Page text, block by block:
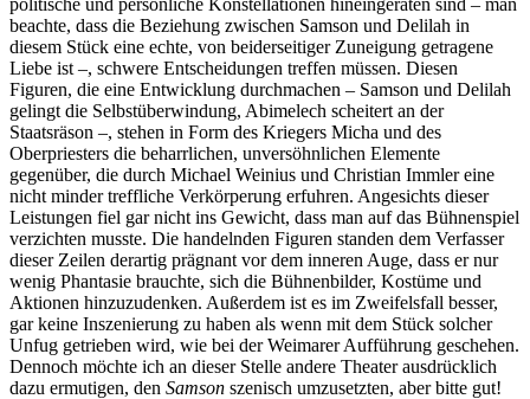
beachte, dass die Beziehung zwischen Samson und Delilah in
diesem Stück eine echte, von beiderseitiger Zuneigung getragene
Liebe ist –, schwere Entscheidungen treffen müssen. Diesen
Figuren, die eine Entwicklung durchmachen – Samson und Delilah
gelingt die Selbstüberwindung, Abimelech scheitert an der
Staatsräson –, stehen in Form des Kriegers Micha und des
Oberpriesters die beharrlichen, unversöhnlichen Elemente
gegenüber, die durch Michael Weinius und Christian Immler eine
nicht minder treffliche Verkörperung erfuhren. Angesichts dieser
Leistungen fiel gar nicht ins Gewicht, dass man auf das Bühnenspiel
verzichten musste. Die handelnden Figuren standen dem Verfasser
dieser Zeilen derartig prägnant vor dem inneren Auge, dass er nur
wenig Phantasie brauchte, sich die Bühnenbilder, Kostüme und
Aktionen hinzuzudenken. Außerdem ist es im Zweifelsfall besser,
gar keine Inszenierung zu haben als wenn mit dem Stück solcher
Unfug getrieben wird, wie bei der Weimarer Aufführung geschehen.
Dennoch möchte ich an dieser Stelle andere Theater ausdrücklich
dazu ermutigen, den Samson szenisch umzusetzten, aber bitte gut!